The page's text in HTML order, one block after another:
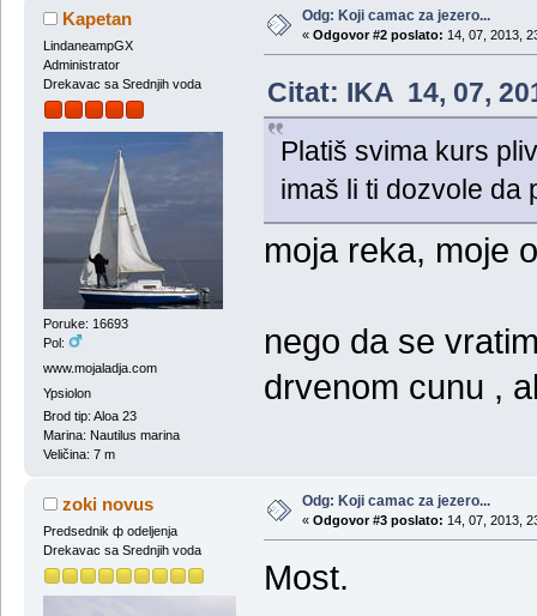
Kapetan
LindaneampGX
Administrator
Drekavac sa Srednjih voda
Poruke: 16693
Pol:
www.mojaladja.com
Ypsiolon
Brod tip: Aloa 23
Marina: Nautilus marina
Veličina: 7 m
Odg: Koji camac za jezero...
« Odgovor #2 poslato: 14, 07, 2013,
Citat: IKA 14, 07,
Platiš svima kurs
imaš li ti dozvole
moja reka, moje
nego da se
drvenom cunu ,
zoki novus
Predsednik ф odeljenja
Drekavac sa Srednjih voda
Odg: Koji camac za jezero...
« Odgovor #3 poslato: 14, 07, 2013,
Most.